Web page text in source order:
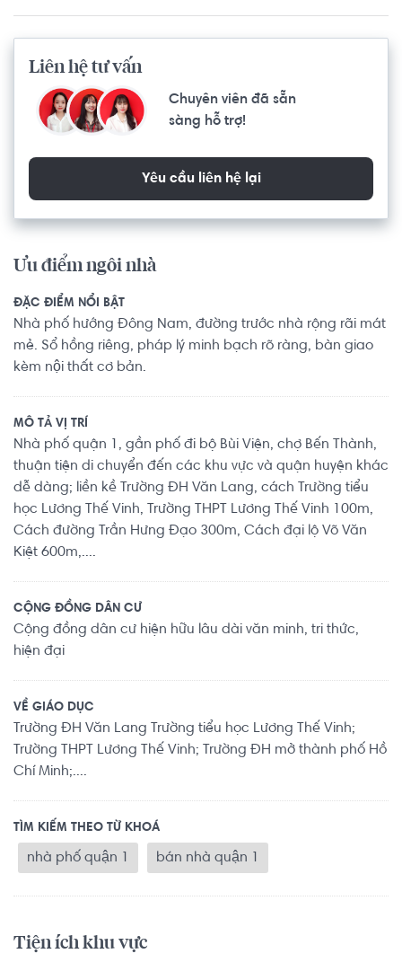
Liên hệ tư vấn
Chuyên viên đã sẵn
sàng hỗ trợ!
Yêu cầu liên hệ lại
Ưu điểm ngôi nhà
ĐẶC ĐIỂM NỔI BẬT
Nhà phố hướng Đông Nam, đường trước nhà rộng rãi mát
mẻ. Sổ hồng riêng, pháp lý minh bạch rõ ràng, bàn giao
kèm nội thất cơ bản.
MÔ TẢ VỊ TRÍ
Nhà phố quận 1, gần phố đi bộ Bùi Viện, chợ Bến Thành,
thuận tiện di chuyển đến các khu vực và quận huyện khác
dễ dàng; liền kề Trường ĐH Văn Lang, cách Trường tiểu
học Lương Thế Vinh, Trường THPT Lương Thế Vinh 100m,
Cách đường Trần Hưng Đạo 300m, Cách đại lộ Võ Văn
Kiệt 600m,....
CỘNG ĐỒNG DÂN CƯ
Cộng đồng dân cư hiện hữu lâu dài văn minh, tri thức,
hiện đại
VỀ GIÁO DỤC
Trường ĐH Văn Lang Trường tiểu học Lương Thế Vinh;
Trường THPT Lương Thế Vinh; Trường ĐH mở thành phố Hồ
Chí Minh;....
TÌM KIẾM THEO TỪ KHOÁ
nhà phố quận 1 bán nhà quận 1
Tiện ích khu vực